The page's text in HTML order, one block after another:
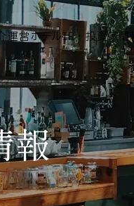
運営ホテルIR・投資家情報
プ
情報
概要
報